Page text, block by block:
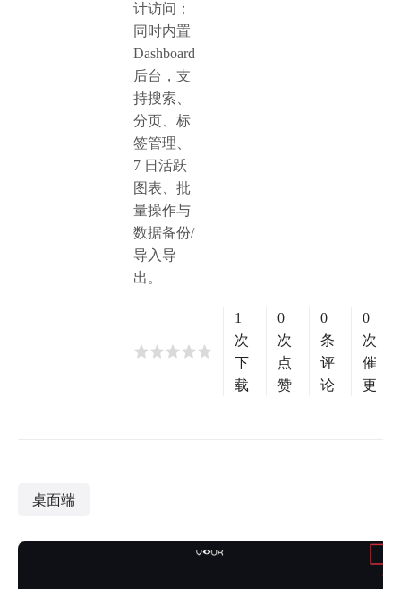
计访问；
同时内置
Dashboard
后台，支
持搜索、
分页、标
签管理、
7 日活跃
图表、批
量操作与
数据备份/
导入导
出。
1
次
下
载
0
次
点
赞
0
条
评
论
0
次
催
更
桌面端